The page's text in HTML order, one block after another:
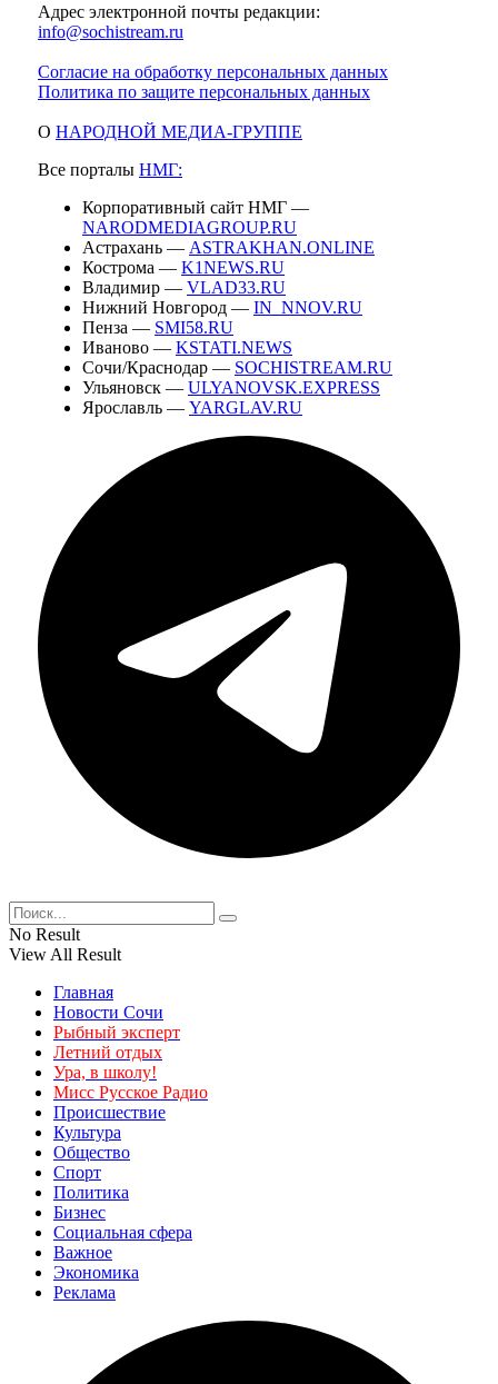
Адрес электронной почты редакции:
info@sochistream.ru
Согласие на обработку персональных данных
Политика по защите персональных данных
О НАРОДНОЙ МЕДИА-ГРУППЕ
Все порталы НМГ:
Корпоративный сайт НМГ —
NARODMEDIAGROUP.RU
Астрахань — ASTRAKHAN.ONLINE
Кострома — K1NEWS.RU
Владимир — VLAD33.RU
Нижний Новгород — IN_NNOV.RU
Пенза — SMI58.RU
Иваново — KSTATI.NEWS
Сочи/Краснодар — SOCHISTREAM.RU
Ульяновск — ULYANOVSK.EXPRESS
Ярославль — YARGLAV.RU
No Result
View All Result
Главная
Новости Сочи
Рыбный эксперт
Летний отдых
Ура, в школу!
Мисс Русское Радио
Происшествие
Культура
Общество
Спорт
Политика
Бизнес
Социальная сфера
Важное
Экономика
Реклама